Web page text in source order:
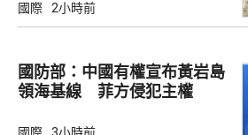
國際 2小時前
國防部：中國有權宣布黃岩島
領海基線 菲方侵犯主權
國際 3小時前